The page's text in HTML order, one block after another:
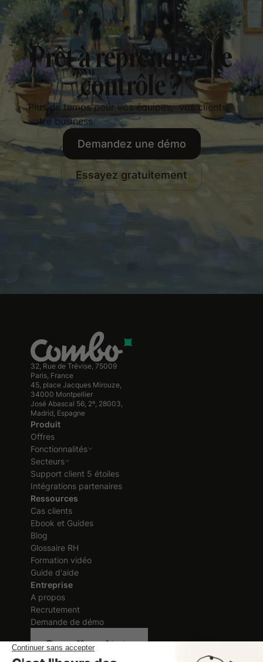
Prêt à reprendre le
contrôle ?
Plus de temps pour vos équipes, vos clients,
votre business.
Demandez une démo
Essayez gratuitement
32, Rue de Trévise, 75009
Paris, France
45, place Jacques Mirouze,
34000 Montpellier
José Abascal 56, 2º, 28003,
Madrid, Espagne
Produit
Offres
Fonctionnalités
Secteurs
Support client 5 étoiles
Intégrations partenaires
Ressources
Cas clients
Ebook et Guides
Blog
Glossaire RH
Formation vidéo
Guide d'aide
Entreprise
A propos
Recrutement
Demande de démo